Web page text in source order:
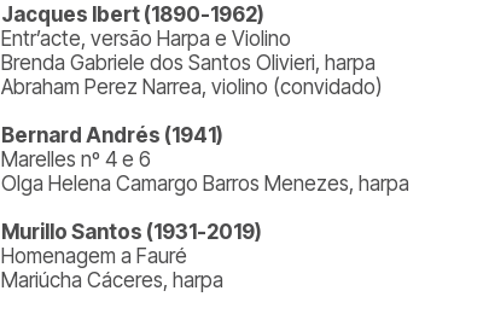
Jacques Ibert (1890-1962)
Entr’acte, versão Harpa e Violino
Brenda Gabriele dos Santos Olivieri, harpa
Abraham Perez Narrea, violino (convidado)
Bernard Andrés (1941)
Marelles nº 4 e 6
Olga Helena Camargo Barros Menezes, harpa
Murillo Santos (1931-2019)
Homenagem a Fauré
Mariúcha Cáceres, harpa